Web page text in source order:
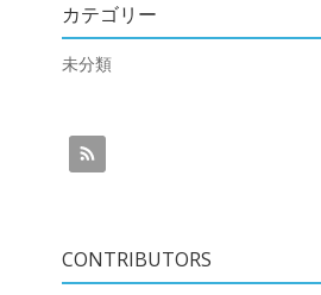
カテゴリー
未分類
CONTRIBUTORS